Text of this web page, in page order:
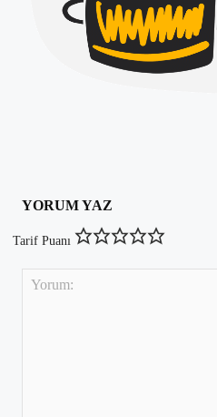
YORUM YAZ
Tarif Puanı